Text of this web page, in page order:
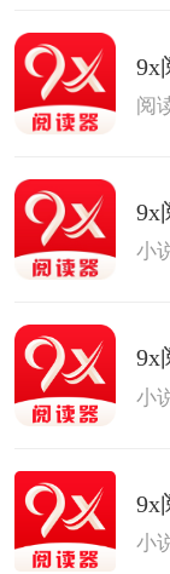
9x
阅
9x
小
9x
小
9x
小